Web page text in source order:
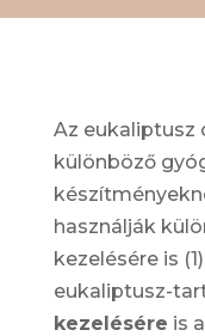
Az eukaliptusz
különböző
használják
kezelésére is
eukaliptusz-
kezelésére is